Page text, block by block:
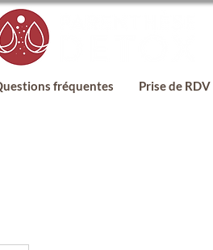
fréquentes Prise de RDV